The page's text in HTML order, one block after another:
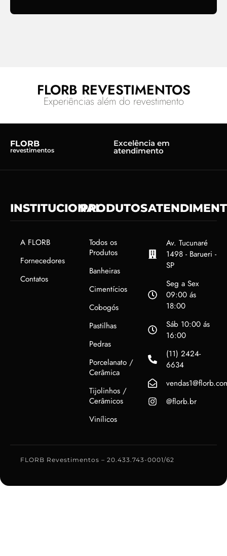
FLORB REVESTIMENTOS
Experiências além do revestimento
FLORB
revestimentos
Excelência em
atendimento
INSTITUCIONAL
A FLORB
Fornecedores
Contatos
PRODUTOS
Todos os
Produtos
Banheiras
Cimentícios
Cobogós
Pastilhas
Pedras
Porcelanato /
Cerâmica
Tijolinhos /
Cerâmicos
Vinílicos
Av. Tucunaré
1498 - Barueri -
SP
Seg a Sex
09:00 ás
18:00
Sáb 10:00 ás
16:00
(11) 2424-
6634
@florb.br
FLORB Revestimentos – 20.433.743-0001/62